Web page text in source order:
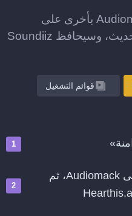
اربط قائمة تشغيل على Audiomack بأخرى على
Hearthis.at، واختر وتيرة التحديث، وسيحافظ Soundiiz
قوائم التشغيل
اختر قائمة التشغيل المصدر على Audiomack، ثم